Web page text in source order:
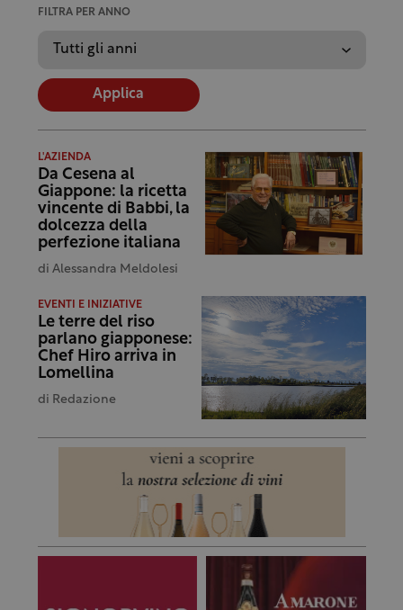
FILTRA PER ANNO
Applica
L'AZIENDA
Da Cesena al
Giappone: la ricetta
vincente di Babbi, la
dolcezza della
perfezione italiana
di Alessandra Meldolesi
EVENTI E INIZIATIVE
Le terre del riso
parlano giapponese:
Chef Hiro arriva in
Lomellina
di Redazione